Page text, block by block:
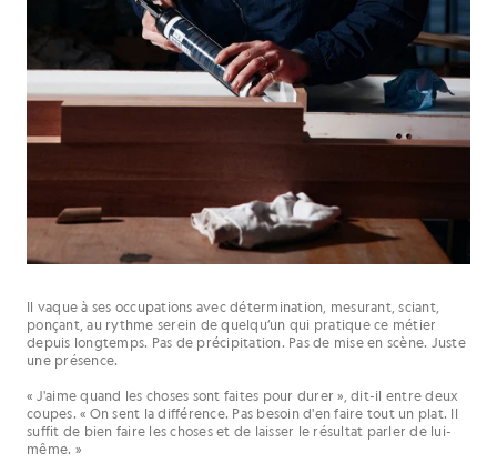
Il vaque à ses occupations avec détermination, mesurant, sciant,
ponçant, au rythme serein de quelqu’un qui pratique ce métier
depuis longtemps. Pas de précipitation. Pas de mise en scène. Juste
une présence.
« J'aime quand les choses sont faites pour durer », dit-il entre deux
coupes. « On sent la différence. Pas besoin d'en faire tout un plat. Il
suffit de bien faire les choses et de laisser le résultat parler de lui-
même. »